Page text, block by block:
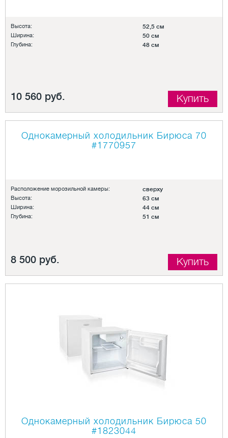
Высота: 52,5 см
Ширина: 50 см
Глубина: 48 см
10 560 руб. Купить
Однокамерный холодильник Бирюса 70
#1770957
Расположение морозильной камеры: сверху
Высота: 63 см
Ширина: 44 см
Глубина: 51 см
8 500 руб. Купить
Однокамерный холодильник Бирюса 50
#1823044